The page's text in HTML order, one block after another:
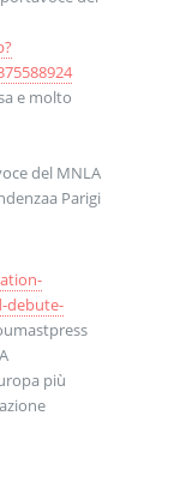
e molto
del MNLA
Parigi
debute-
più